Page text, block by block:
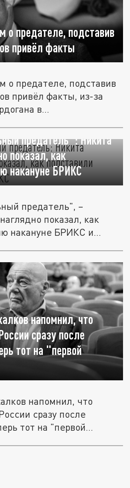
о предателе, подставив
привёл факты
о предателе, подставив
привёл факты, из-за
в...
предатель": Никита
показал, как
накануне БРИКС
предатель", –
показал, как
накануне БРИКС и...
напомнил, что
сразу после
тот на "первой
напомнил, что
сразу после
тот на "первой...